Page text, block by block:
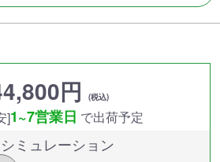
円 (税込)
]1~7営業日 で出荷予定
ミュレーション